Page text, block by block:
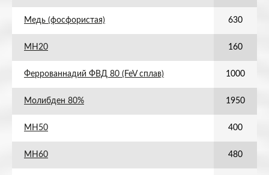
Медь (фосфористая) 630
МН20 160
Феррованнадий ФВД 80 (FeV сплав) 1000
Молибден 80% 1950
МН50 400
МН60 480